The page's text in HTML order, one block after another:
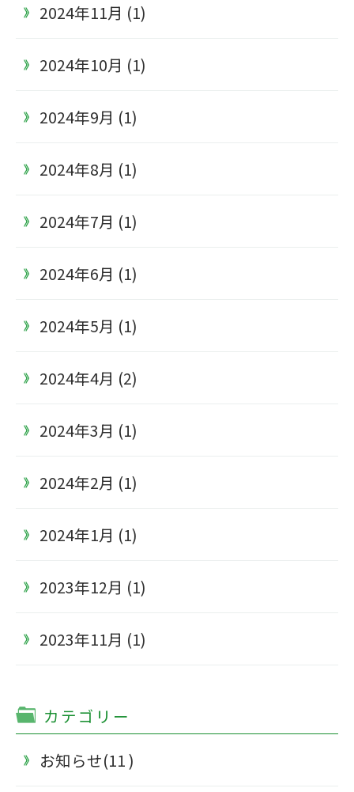
2024年11月 (1)
2024年10月 (1)
2024年9月 (1)
2024年8月 (1)
2024年7月 (1)
2024年6月 (1)
2024年5月 (1)
2024年4月 (2)
2024年3月 (1)
2024年2月 (1)
2024年1月 (1)
2023年12月 (1)
2023年11月 (1)
カテゴリー
お知らせ(11 )